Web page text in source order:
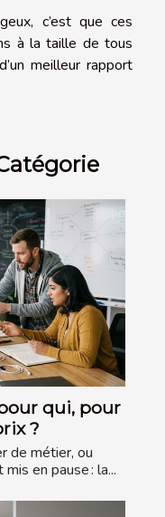
c’est que ces
à la taille de tous
meilleur rapport
qui, pour
?
de métier, ou
en pause : la...